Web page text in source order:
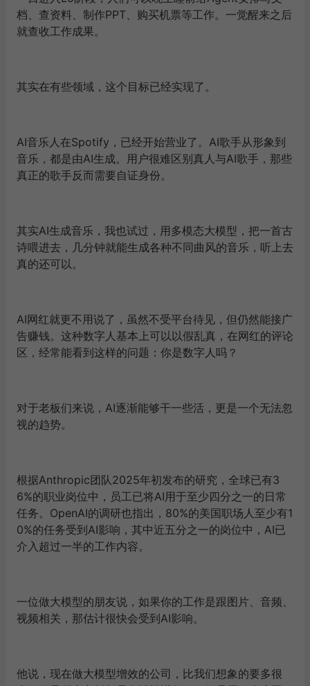
档、查资料、制作PPT、购买机票等工作。一觉醒来之后
就查收工作成果。
其实在有些领域，这个目标已经实现了。
AI音乐人在Spotify，已经开始营业了。AI歌手从形象到
音乐，都是由AI生成。用户很难区别真人与AI歌手，那些
真正的歌手反而需要自证身份。
其实AI生成音乐，我也试过，用多模态大模型，把一首古
诗喂进去，几分钟就能生成各种不同曲风的音乐，听上去
真的还可以。
AI网红就更不用说了，虽然不受平台待见，但仍然能接广
告赚钱。这种数字人基本上可以以假乱真，在网红的评论
区，经常能看到这样的问题：你是数字人吗？
对于老板们来说，AI逐渐能够干一些活，更是一个无法忽
视的趋势。
根据Anthropic团队2025年初发布的研究，全球已有3
6%的职业岗位中，员工已将AI用于至少四分之一的日常
任务。OpenAI的调研也指出，80%的美国职场人至少有1
0%的任务受到AI影响，其中近五分之一的岗位中，AI已
介入超过一半的工作内容。
一位做大模型的朋友说，如果你的工作是跟图片、音频、
视频相关，那估计很快会受到AI影响。
他说，现在做大模型增效的公司，比我们想象的要多很